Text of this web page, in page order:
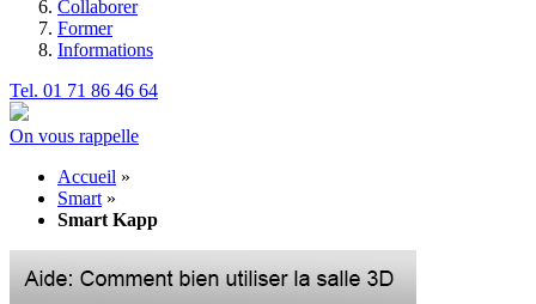
Collaborer
Former
Informations
Tel. 01 71 86 46 64
On vous rappelle
Accueil »
Smart »
Smart Kapp